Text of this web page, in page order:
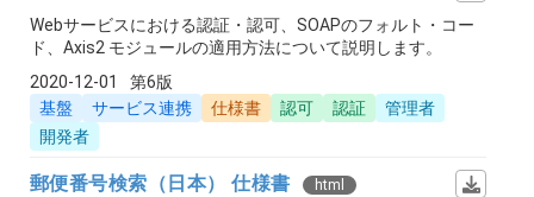
Webサービスにおける認証・認可、SOAPのフォルト・コー
ド、Axis2 モジュールの適用方法について説明します。
2020-12-01
第6版
基盤
サービス連携 仕様書 認可 認証
管理者
開発者
郵便番号検索（日本） 仕様書 html